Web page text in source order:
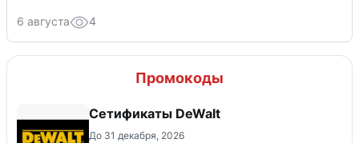
6 августа 4
Промокоды
Сетификаты DeWalt
До 31 декабря, 2026